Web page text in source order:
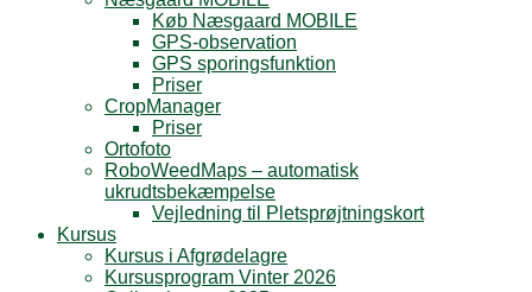
Køb Næsgaard MOBILE
GPS-observation
GPS sporingsfunktion
Priser
CropManager
Priser
Ortofoto
RoboWeedMaps – automatisk
ukrudtsbekæmpelse
Vejledning til Pletsprøjtningskort
Kursus
Kursus i Afgrødelagre
Kursusprogram Vinter 2026